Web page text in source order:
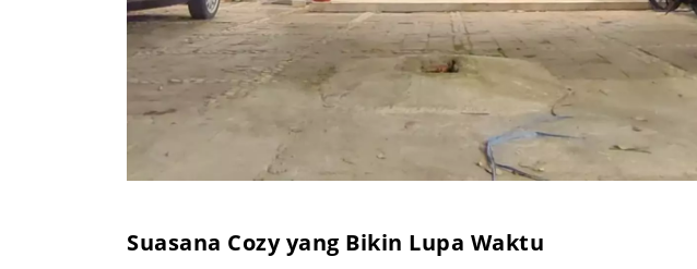
Suasana Cozy yang Bikin Lupa Waktu